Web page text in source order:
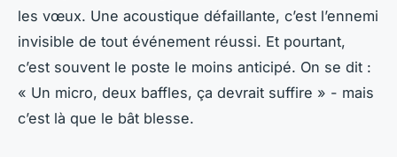
les vœux. Une acoustique défaillante, c’est l’ennemi
invisible de tout événement réussi. Et pourtant,
c’est souvent le poste le moins anticipé. On se dit :
« Un micro, deux baffles, ça devrait suffire » - mais
c’est là que le bât blesse.